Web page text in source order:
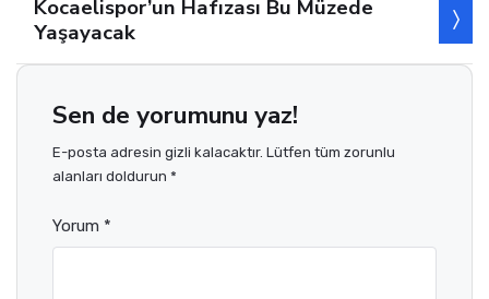
Kocaelispor’un Hafızası Bu Müzede
Yaşayacak
Sen de yorumunu yaz!
E-posta adresin gizli kalacaktır. Lütfen tüm zorunlu
alanları doldurun *
Yorum *